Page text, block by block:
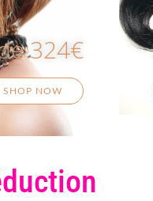
324€
SHOP NOW